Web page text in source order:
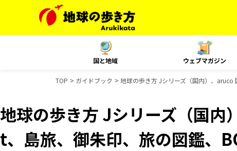
国と地域 ウェブマガジン
TOP ガイドブック 地球の歩き方 Jシリーズ（国内）、aruco
地球の歩き方 Jシリーズ（国
t、島旅、御朱印、旅の図鑑、